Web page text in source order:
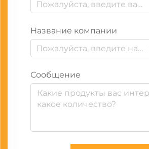
Название компании
Сообщение